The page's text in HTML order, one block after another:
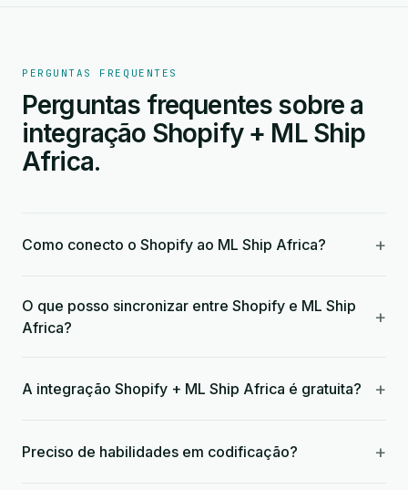
PERGUNTAS FREQUENTES
Perguntas frequentes sobre a
integração Shopify + ML Ship
Africa.
Como conecto o Shopify ao ML Ship Africa? +
O que posso sincronizar entre Shopify e ML Ship
Africa?
+
A integração Shopify + ML Ship Africa é gratuita? +
Preciso de habilidades em codificação? +